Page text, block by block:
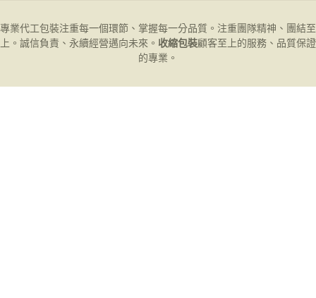
專業代工包裝注重每一個環節、掌握每一分品質。注重團隊精神、團結至
上。誠信負責、永續經營邁向未來。 收縮包裝顧客至上的服務、品質保證
的專業。